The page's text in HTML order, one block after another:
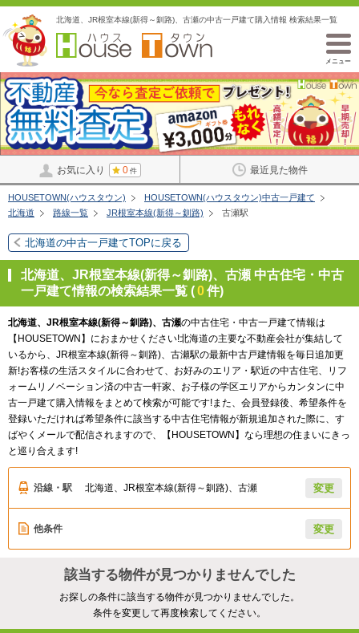
北海道、JR根室本線(新得～釧路)、古瀬の中古一戸建て購入情報 検索結果一覧
メニュー
お気に入り 0 件 最近見た物件
HOUSETOWN(ハウスタウン)
HOUSETOWN(ハウスタウン)中古一戸建て
北海道
路線一覧 JR根室本線(新得～釧路) 古瀬駅
北海道の中古一戸建てTOPに戻る
北海道、JR根室本線(新得～釧路)、古瀬 中古住宅・中古
一戸建て情報の検索結果一覧 (0件)
北海道、JR根室本線(新得～釧路)、古瀬の中古住宅・中古一戸建て情報は
【HOUSETOWN】におまかせください!北海道の主要な不動産会社が集結して
いるから、JR根室本線(新得～釧路)、古瀬駅の最新中古戸建情報を毎日追加更
新!お客様の生活スタイルに合わせて、お好みのエリア・駅近の中古住宅、リフ
ォームリノベーション済の中古一軒家、お子様の学区エリアからカンタンに中
古一戸建て購入情報をまとめて検索が可能です!また、会員登録後、希望条件を
登録いただければ希望条件に該当する中古住宅情報が新規追加された際に、す
ばやくメールで配信されますので、【HOUSETOWN】なら理想の住まいにきっ
と巡り合えます!
沿線・駅 北海道、JR根室本線(新得～釧路)、古瀬 変更
他条件 変更
該当する物件が見つかりませんでした
お探しの条件に該当する物件が見つかりませんでした。
条件を変更して再度検索してください。